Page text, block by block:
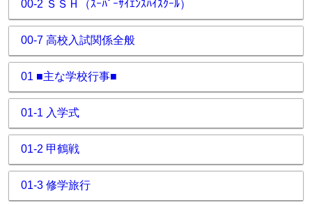
00-2 ＳＳＨ（ｽｰﾊﾟｰｻｲｴﾝｽﾊｲｽｸｰﾙ）
00-7 高校入試関係全般
01 ■主な学校行事■
01-1 入学式
01-2 甲鶴戦
01-3 修学旅行